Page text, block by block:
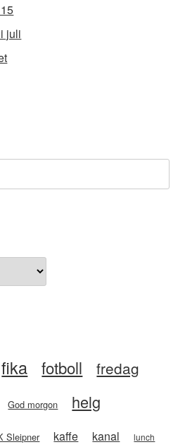
juli
fika fotboll fredag
God morgon helg
Sleipner kaffe kanal lunch